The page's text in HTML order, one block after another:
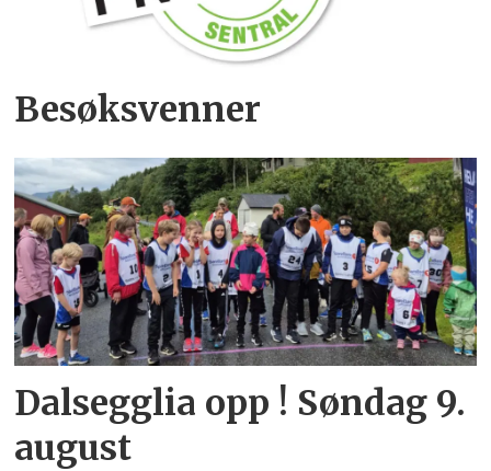
Besøksvenner
Dalsegglia opp ! Søndag 9.
august